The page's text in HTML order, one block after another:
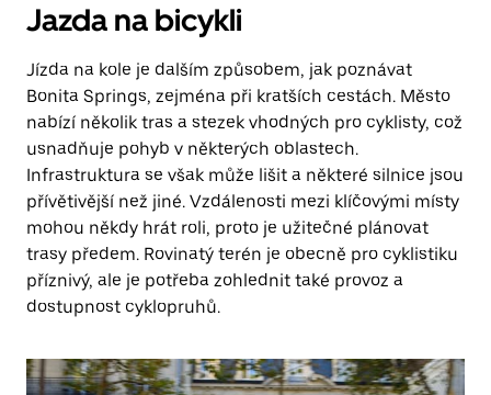
Jazda na bicykli
Jízda na kole je dalším způsobem, jak poznávat
Bonita Springs, zejména při kratších cestách. Město
nabízí několik tras a stezek vhodných pro cyklisty, což
usnadňuje pohyb v některých oblastech.
Infrastruktura se však může lišit a některé silnice jsou
přívětivější než jiné. Vzdálenosti mezi klíčovými místy
mohou někdy hrát roli, proto je užitečné plánovat
trasy předem. Rovinatý terén je obecně pro cyklistiku
příznivý, ale je potřeba zohlednit také provoz a
dostupnost cyklopruhů.